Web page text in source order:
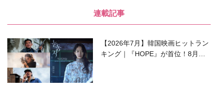
連載記事
【2026年7月】韓国映画ヒットラン
キング｜『HOPE』が首位！8月公